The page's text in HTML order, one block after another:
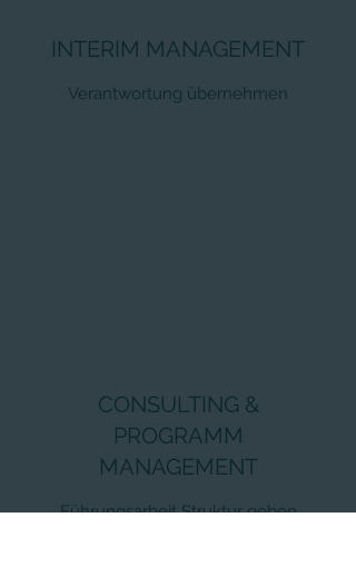
INTERIM MANAGEMENT
Verantwortung übernehmen
CONSULTING &
PROGRAMM
MANAGEMENT
Führungsarbeit Struktur geben